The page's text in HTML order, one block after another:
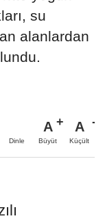
su
alanlardan
Dinle
A
Büyüt
A
Küçült